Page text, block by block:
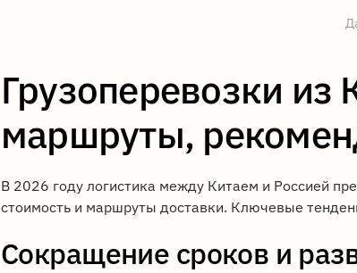
Грузоперевозки из
маршруты,
В 2026 году логистика между Китаем и Россией
стоимость и маршруты доставки. Ключевые
Сокращение сроков и